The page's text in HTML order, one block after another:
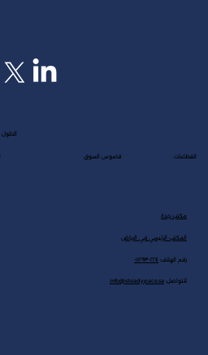
الحلول
قاموس السوق القطاعات
مكتب جدة
المكتب الرئيسي في الرياض
رقم الهاتف: ٠١١٢٩٣٠٢٢٤
للتواصل: info@steadypace.sa